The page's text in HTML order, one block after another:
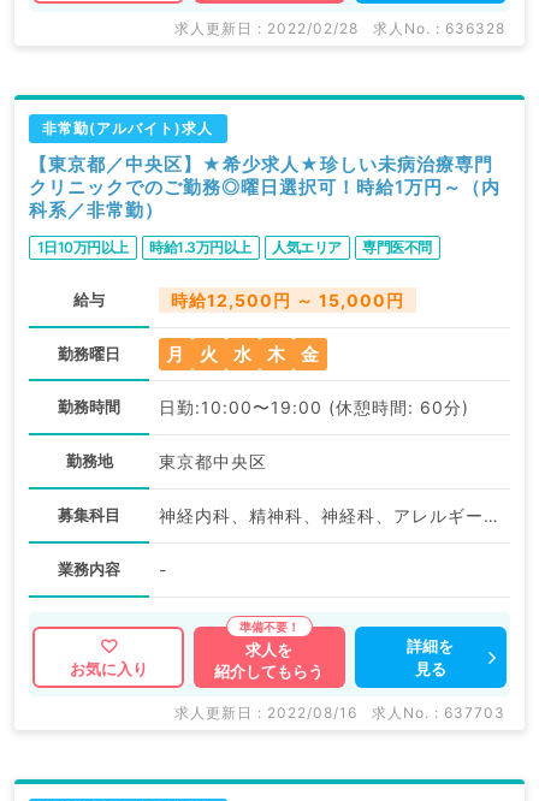
求人更新日 : 2022/02/28 求人No. : 636328
非常勤(アルバイト)求人
【東京都／中央区】★希少求人★珍しい未病治療専門
クリニックでのご勤務◎曜日選択可！時給1万円～（内
科系／非常勤）
1日10万円以上 時給1.3万円以上 人気エリア 専門医不問
給与 時給12,500円 ～ 15,000円
勤務曜日 月 火 水 木 金
勤務時間 日勤:10:00〜19:00 (休憩時間: 60分)
勤務地 東京都中央区
募集科目 神経内科、精神科、神経科、アレルギー科、リウマチ科、小児科、整形外科、形成外科、美容外科、脳神経外科、呼吸器外科、心臓血管外科、小児外科、皮膚科、泌尿器科、産婦人科、産科、婦人科、眼科、耳鼻咽喉科、気管食道科、放射線科、リハビリテーション科、麻酔科、ペインクリニック、人工透析科、緩和ケア科、一般内科、循環器内科、呼吸器内科、消化器内科、内分泌・代謝内科、腎臓内科、老年内科、血液内科、外科系全般、一般外科、消化器外科、乳腺外科、総合診療科、美容皮膚科、健診・人間ドック、救急科・ＩＣＵ、病理科、基礎医学系、膠原病科、スポーツ整形外科、大腸・肛門外科、その他、産業医、科目不問
業務内容 -
お気に入り
求人を
紹介してもらう
詳細を
見る
求人更新日 : 2022/08/16 求人No. : 637703